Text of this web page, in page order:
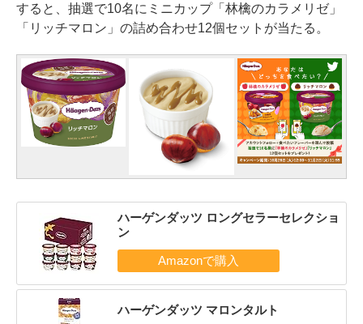
すると、抽選で10名にミニカップ「林檎のカラメリゼ」
「リッチマロン」の詰め合わせ12個セットが当たる。
ハーゲンダッツ ロングセラーセレクショ
ン
ハーゲンダッツ マロンタルト